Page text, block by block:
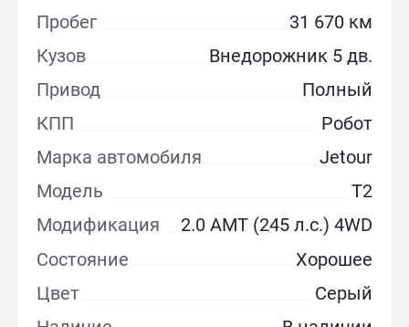
Пробег
31 670 км
Кузов
Внедорожник 5 дв.
Привод
Полный
КПП
Робот
Марка автомобиля
Jetour
Модель
T2
Модификация
2.0 AMT (245 л.с.) 4WD
Состояние
Хорошее
Цвет
Серый